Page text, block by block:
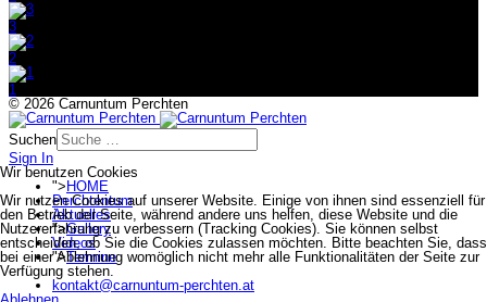
3
2
1
© 2026 Carnuntum Perchten
Suchen
Sign In
"> HOME
Perchtentum
Aktuelles
">Gallery
Videos
">Termine
kontakt@carnuntum-perchten.at
Wir benutzen Cookies
Wir nutzen Cookies auf unserer Website. Einige von ihnen sind essenziell für
den Betrieb der Seite, während andere uns helfen, diese Website und die
Nutzererfahrung zu verbessern (Tracking Cookies). Sie können selbst
entscheiden, ob Sie die Cookies zulassen möchten. Bitte beachten Sie, dass
bei einer Ablehnung womöglich nicht mehr alle Funktionalitäten der Seite zur
Verfügung stehen.